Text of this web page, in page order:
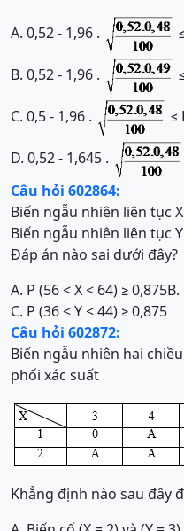
A. 0,52 - 1,96 .
B. 0,52 - 1,96 .
C. 0,5 - 1,96 . ≤
D. 0,52 - 1,645 .
Câu hỏi 602864:
Biến ngẫu nhiên liên tục
Biến ngẫu nhiên liên tục
Đáp án nào sai dưới đây?
A. P (56 < X < 64) ≥ 0,875B.
C. P (36 < Y < 44) ≥ 0,875
Câu hỏi 602872:
Biến ngẫu nhiên hai
phối xác suất
Khẳng định nào sau đây